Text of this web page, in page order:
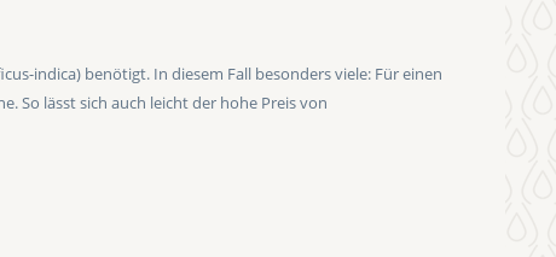
indica) benötigt. In diesem Fall besonders viele: Für einen
So lässt sich auch leicht der hohe Preis von